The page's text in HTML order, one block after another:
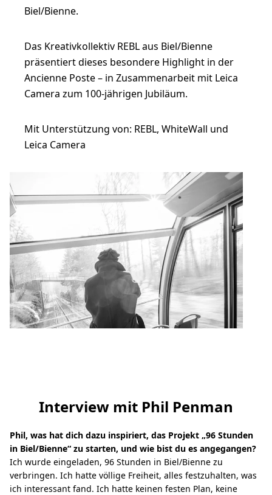
Biel/Bienne.
Das Kreativkollektiv REBL aus Biel/Bienne
präsentiert dieses besondere Highlight in der
Ancienne Poste – in Zusammenarbeit mit Leica
Camera zum 100-jährigen Jubiläum.
Mit Unterstützung von: REBL, WhiteWall und
Leica Camera
Interview mit Phil Penman
Phil, was hat dich dazu inspiriert, das Projekt „96 Stunden
in Biel/Bienne“ zu starten, und wie bist du es angegangen?
Ich wurde eingeladen, 96 Stunden in Biel/Bienne zu
verbringen. Ich hatte völlige Freiheit, alles festzuhalten, was
ich interessant fand. Ich hatte keinen festen Plan, keine